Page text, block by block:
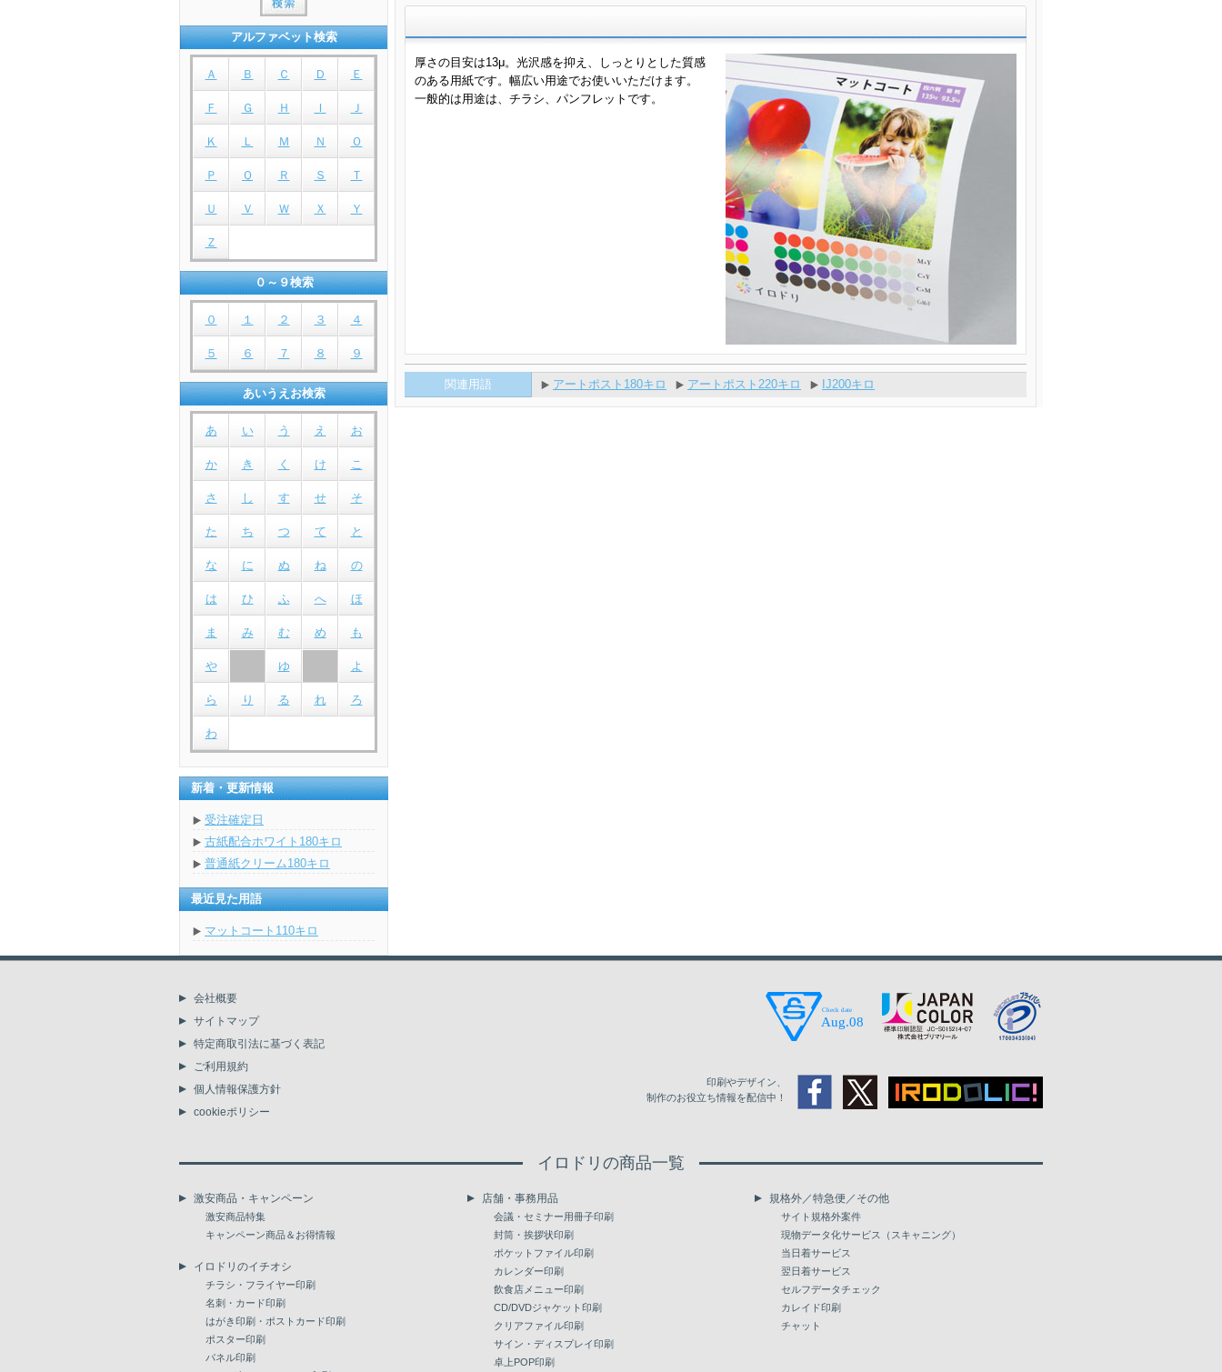
厚さの目安は13μ。光沢感を抑え、しっとりとした質感
のある用紙です。幅広い用途でお使いいただけます。
一般的は用途は、チラシ、パンフレットです。
関連用語 アートポスト180キロ アートポスト220キロ IJ200キロ
アルファベット検索
Ａ Ｂ Ｃ Ｄ Ｅ
Ｆ Ｇ Ｈ Ｉ Ｊ
Ｋ Ｌ Ｍ Ｎ Ｏ
Ｐ Ｑ Ｒ Ｓ Ｔ
Ｕ Ｖ Ｗ Ｘ Ｙ
Ｚ
０～９検索
０ １ ２ ３ ４
５ ６ ７ ８ ９
あいうえお検索
あ い う え お
か き く け こ
さ し す せ そ
た ち つ て と
な に ぬ ね の
は ひ ふ へ ほ
ま み む め も
や ゆ よ
ら り る れ ろ
わ
新着・更新情報
受注確定日
古紙配合ホワイト180キロ
普通紙クリーム180キロ
最近見た用語
マットコート110キロ
会社概要
サイトマップ
特定商取引法に基づく表記
ご利用規約
個人情報保護方針
cookieポリシー
印刷やデザイン、
制作のお役立ち情報を配信中！
イロドリの商品一覧
激安商品・キャンペーン
激安商品特集
キャンペーン商品＆お得情報
イロドリのイチオシ
チラシ・フライヤー印刷
名刺・カード印刷
はがき印刷・ポストカード印刷
ポスター印刷
パネル印刷
店舗・事務用品
会議・セミナー用冊子印刷
封筒・挨拶状印刷
ポケットファイル印刷
カレンダー印刷
飲食店メニュー印刷
CD/DVDジャケット印刷
クリアファイル印刷
サイン・ディスプレイ印刷
卓上POP印刷
規格外／特急便／その他
サイト規格外案件
現物データ化サービス（スキャニング）
当日着サービス
翌日着サービス
セルフデータチェック
カレイド印刷
チャット